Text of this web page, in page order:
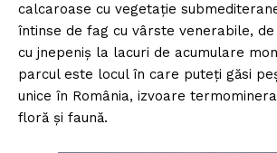
calcaroase cu vegetație
întinse de fag cu vârste venerabile,
cu jnepeniș la lacuri de acumulare
parcul este locul în care puteți găsi
unice în România, izvoare
floră și faună.